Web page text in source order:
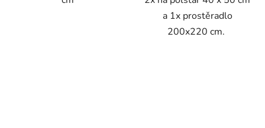
a 1x prostěradlo
200x220 cm.